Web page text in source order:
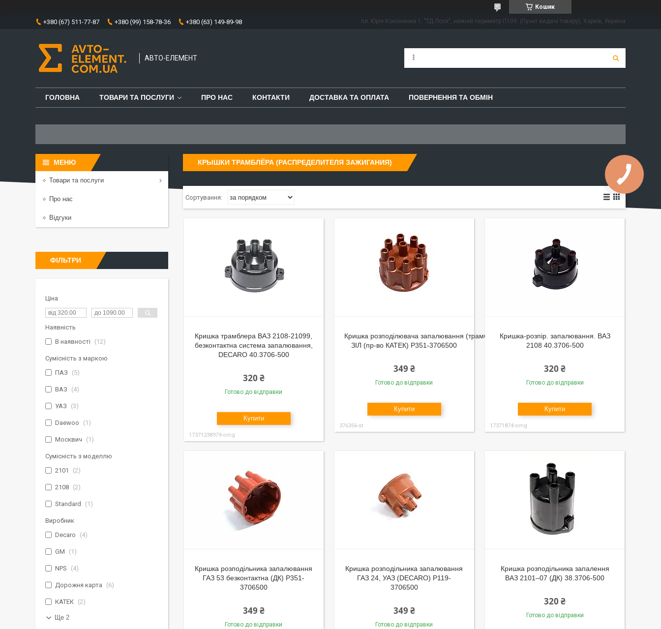
Кошик
+380 (67) 511-77-87 +380 (99) 158-78-36 +380 (63) 149-89-98 пл. Юрія Кононенка 1, "ТД Лоск", нижній периметр П109. (Пункт видачі товару), Харків, Україна
АВТО-ЕЛЕМЕНТ
ГОЛОВНА ТОВАРИ ТА ПОСЛУГИ ПРО НАС КОНТАКТИ ДОСТАВКА ТА ОПЛАТА ПОВЕРНЕННЯ ТА ОБМІН
КРЫШКИ ТРАМБЛЁРА (РАСПРЕДЕЛИТЕЛЯ ЗАЖИГАНИЯ)
Кришка трамблера ВАЗ 2108-21099,
безконтактна система запалювання,
DECARO 40.3706-500
320 ₴
Готово до відправки
Купити
17371238979-omg
Кришка розподілювача запалювання (трамблера) ГАЗ 53,ПАЗ,
ЗІЛ (пр-во КАТЕК) Р351-3706500
349 ₴
Готово до відправки
Купити
376356-st
Кришка-розпір. запалювання. ВАЗ
2108 40.3706-500
320 ₴
Готово до відправки
Купити
17371874-omg
Кришка розподільника запалювання
ГАЗ 53 безконтактна (ДК) Р351-
3706500
349 ₴
Готово до відправки
Кришка розподільника запалювання
ГАЗ 24, УАЗ (DECARO) Р119-
3706500
349 ₴
Готово до відправки
Кришка розподільника запалення
ВАЗ 2101–07 (ДК) 38.3706-500
320 ₴
Готово до відправки
Товари та послуги
Про нас
Відгуки
ФІЛЬТРИ
Ціна
Наявність
В наявності
12
Сумісність з маркою
ПАЗ
5
ВАЗ 4
УАЗ 3
Daewoo 1
Москвич 1
Сумісність з моделлю
2101
2
2108 2
Standard 1
Виробник
Decaro
4
GM 1
NPS 4
Дорожня карта 6
КАТЕК 2
Ще 2